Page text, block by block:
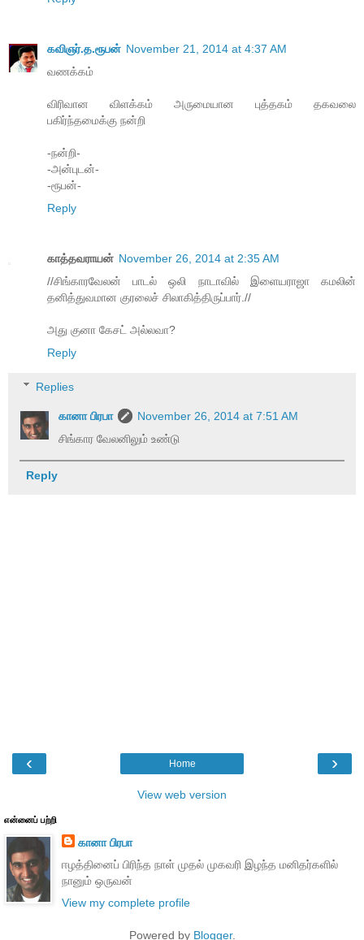
கவிஞர்.த.ரூபன் November 21, 2014 at 4:37 AM
வணக்கம்
விரிவான விளக்கம் அருமையான புத்தகம் தகவலை
பகிர்ந்தமைக்கு நன்றி
-நன்றி-
-அன்புடன்-
-ரூபன்-
Reply
காத்தவராயன் November 26, 2014 at 2:35 AM
//சிங்காரவேலன் பாடல் ஒலி நாடாவில் இளையராஜா கமலின்
தனித்துவமான குரலைச் சிலாகித்திருப்பார்.//
அது குனா கேசட் அல்லவா?
Reply
Replies
கானா பிரபா
November 26, 2014 at 7:51 AM
சிங்கார வேலனிலும் உண்டு
Reply
‹ ›
Home
View web version
என்னைப் பற்றி
கானா பிரபா
ஈழத்தினைப் பிரிந்த நாள் முதல் முகவரி இழந்த மனிதர்களில்
நானும் ஒருவன்
View my complete profile
Powered by Blogger.